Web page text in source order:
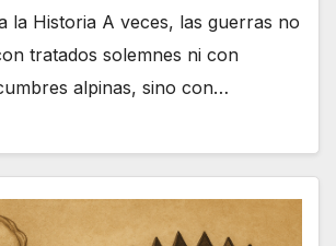
la Historia A veces, las guerras no
tratados solemnes ni con
alpinas, sino con…